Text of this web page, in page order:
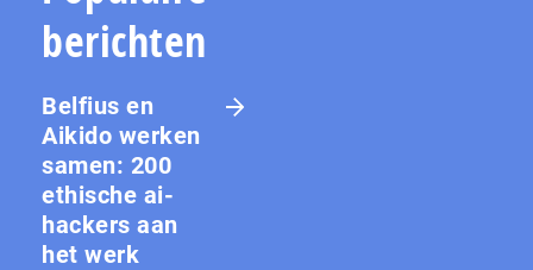
berichten
Belfius en
Aikido werken
samen: 200
ethische ai-
hackers aan
het werk